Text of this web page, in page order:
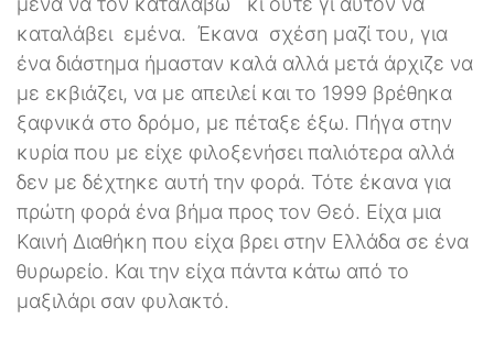
καταλάβει εμένα. Έκανα σχέση μαζί του, για
ένα διάστημα ήμασταν καλά αλλά μετά άρχιζε να
με εκβιάζει, να με απειλεί και το 1999 βρέθηκα
ξαφνικά στο δρόμο, με πέταξε έξω. Πήγα στην
κυρία που με είχε φιλοξενήσει παλιότερα αλλά
δεν με δέχτηκε αυτή την φορά. Τότε έκανα για
πρώτη φορά ένα βήμα προς τον Θεό. Είχα μια
Καινή Διαθήκη που είχα βρει στην Ελλάδα σε ένα
θυρωρείο. Και την είχα πάντα κάτω από το
μαξιλάρι σαν φυλακτό.